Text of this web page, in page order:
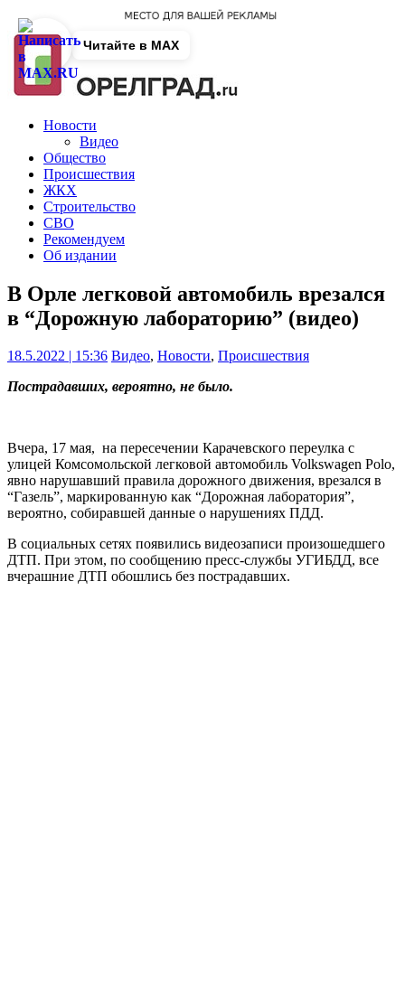
Новости
Видео
Общество
Происшествия
ЖКХ
Строительство
СВО
Рекомендуем
Об издании
В Орле легковой автомобиль врезался
в “Дорожную лабораторию” (видео)
18.5.2022 | 15:36 Видео, Новости, Происшествия
Пострадавших, вероятно, не было.
Вчера, 17 мая, на пересечении Карачевского переулка с
улицей Комсомольской легковой автомобиль Volkswagen Polo,
явно нарушавший правила дорожного движения, врезался в
“Газель”, маркированную как “Дорожная лаборатория”,
вероятно, собиравшей данные о нарушениях ПДД.
В социальных сетях появились видеозаписи произошедшего
ДТП. При этом, по сообщению пресс-службы УГИБДД, все
вчерашние ДТП обошлись без пострадавших.
Читайте в MAX